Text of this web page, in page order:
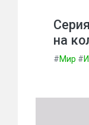
на
#Мир #